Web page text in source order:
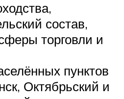
состав,
торговли и
пунктов
Октябрьский и